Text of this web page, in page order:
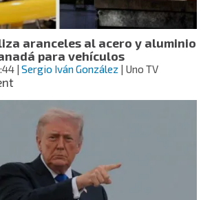
aranceles al acero y aluminio
para vehículos
|Sergio Iván González | Uno TV
on
flexibiliza
aranceles
acero
y
aluminio